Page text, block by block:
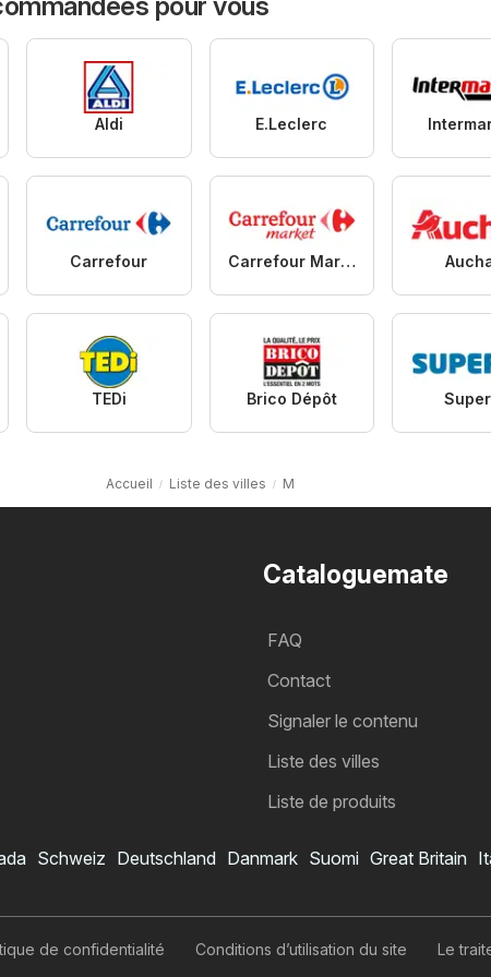
Aldi E.Leclerc
Carrefour Carrefour Market
TEDi Brico Dépôt
Accueil Liste des villes M
Cataloguemate
FAQ
Contact
Signaler le contenu
Liste des villes
Liste de produits
Schweiz Deutschland Danmark Suomi Great Britain
de confidentialité Conditions d’utilisation du site Le